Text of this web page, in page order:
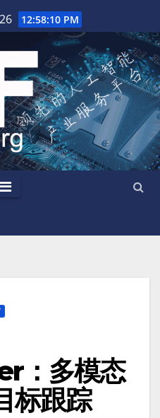
12:58:11 PM
：多模态
标跟踪